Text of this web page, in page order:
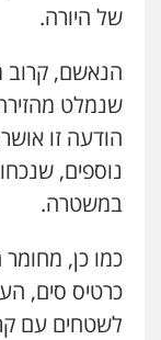
של היורה.
הנאשם,
שנמלט
הודעה זו
נוספים,
במשטרה.
כמו כן,
כרטיס סים,
לשטחים עם